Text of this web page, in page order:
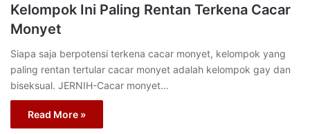
Kelompok Ini Paling Rentan Terkena Cacar
Monyet
Siapa saja berpotensi terkena cacar monyet, kelompok yang
paling rentan tertular cacar monyet adalah kelompok gay dan
biseksual. JERNIH-Cacar monyet…
Read More »